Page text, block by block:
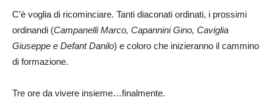
C’è voglia di ricominciare. Tanti diaconati ordinati, i prossimi
ordinandi (Campanelli Marco, Capannini Gino, Caviglia
Giuseppe e Defant Danilo) e coloro che inizieranno il cammino
di formazione.
Tre ore da vivere insieme…finalmente.